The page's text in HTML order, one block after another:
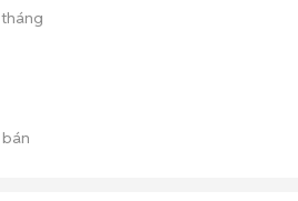
tháng